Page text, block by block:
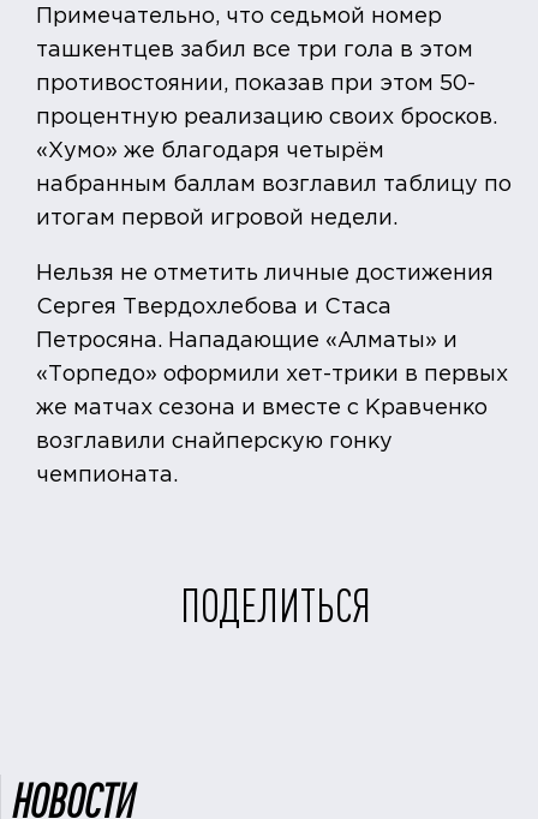
Примечательно, что седьмой номер
ташкентцев забил все три гола в этом
противостоянии, показав при этом 50-
процентную реализацию своих бросков.
«Хумо» же благодаря четырём
набранным баллам возглавил таблицу по
итогам первой игровой недели.
Нельзя не отметить личные достижения
Сергея Твердохлебова и Стаса
Петросяна. Нападающие «Алматы» и
«Торпедо» оформили хет-трики в первых
же матчах сезона и вместе с Кравченко
возглавили снайперскую гонку
чемпионата.
ПОДЕЛИТЬСЯ
НОВОСТИ